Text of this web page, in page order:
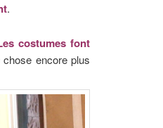
.
costumes font
encore plus